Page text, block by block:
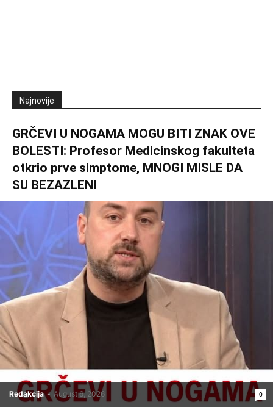
Najnovije
GRČEVI U NOGAMA MOGU BITI ZNAK OVE
BOLESTI: Profesor Medicinskog fakulteta
otkrio prve simptome, MNOGI MISLE DA
SU BEZAZLENI
Redakcija - August 6, 2026 0